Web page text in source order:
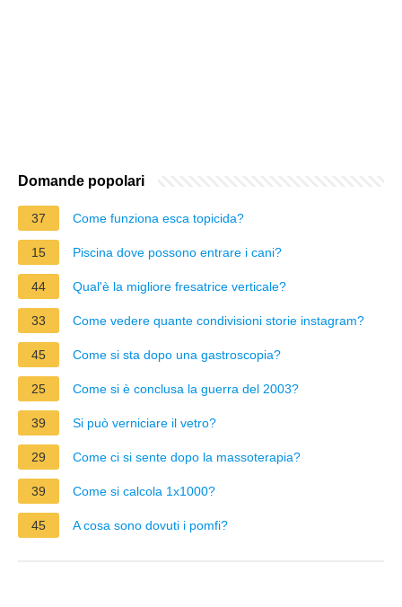
Domande popolari
37 Come funziona esca topicida?
15 Piscina dove possono entrare i cani?
44 Qual'è la migliore fresatrice verticale?
33 Come vedere quante condivisioni storie instagram?
45 Come si sta dopo una gastroscopia?
25 Come si è conclusa la guerra del 2003?
39 Si può verniciare il vetro?
29 Come ci si sente dopo la massoterapia?
39 Come si calcola 1x1000?
45 A cosa sono dovuti i pomfi?